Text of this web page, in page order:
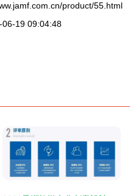
product/55.html
06-19 09:04:48